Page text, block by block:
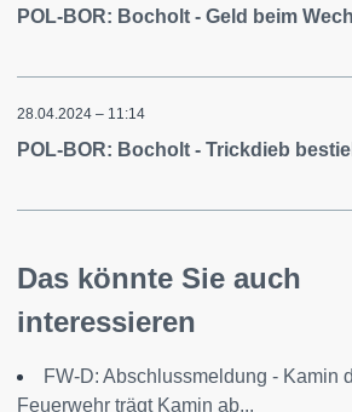
POL-BOR: Bocholt - Geld beim
28.04.2024 – 11:14
POL-BOR: Bocholt - Trickdieb
Das könnte Sie auch
interessieren
FW-D: Abschlussmeldung - Kamin
Feuerwehr trägt Kamin ab...